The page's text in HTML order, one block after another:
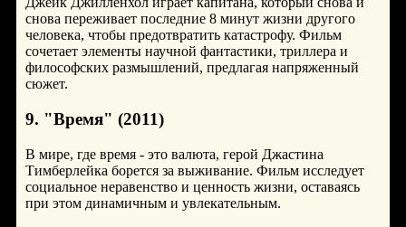
снова переживает последние 8 минут жизни другого
человека, чтобы предотвратить катастрофу. Фильм
сочетает элементы научной фантастики, триллера и
философских размышлений, предлагая напряженный
сюжет.
9. "Время" (2011)
В мире, где время - это валюта, герой Джастина
Тимберлейка борется за выживание. Фильм исследует
социальное неравенство и ценность жизни, оставаясь
при этом динамичным и увлекательным.